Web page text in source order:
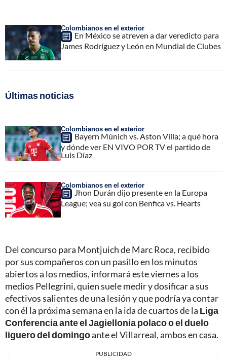
Colombianos en el exterior
En México se atreven a dar veredicto para
James Rodríguez y León en Mundial de Clubes
Últimas noticias
Colombianos en el exterior
Bayern Múnich vs. Aston Villa; a qué hora
y dónde ver EN VIVO POR TV el partido de
Luis Díaz
Colombianos en el exterior
Jhon Durán dijo presente en la Europa
League; vea su gol con Benfica vs. Hearts
Del concurso para Montjuich de Marc Roca, recibido
por sus compañeros con un pasillo en los minutos
abiertos a los medios, informará este viernes a los
medios Pellegrini, quien suele medir y dosificar a sus
efectivos salientes de una lesión y que podría ya contar
con él la próxima semana en la ida de cuartos de la Liga
Conferencia ante el Jagiellonia polaco o el duelo
liguero del domingoante el Villarreal, ambos en casa.
PUBLICIDAD